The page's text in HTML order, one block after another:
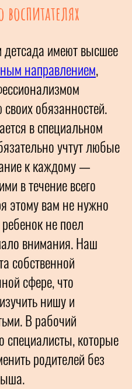
имеют высшее
направлением,
обязанностей.
в специальном
учтут любые
к каждому —
в течение всего
этому вам не нужно
не поел
внимания. Наш
собственной
сфере, что
нишу и
В рабочий
специалисты, которые
родителей без